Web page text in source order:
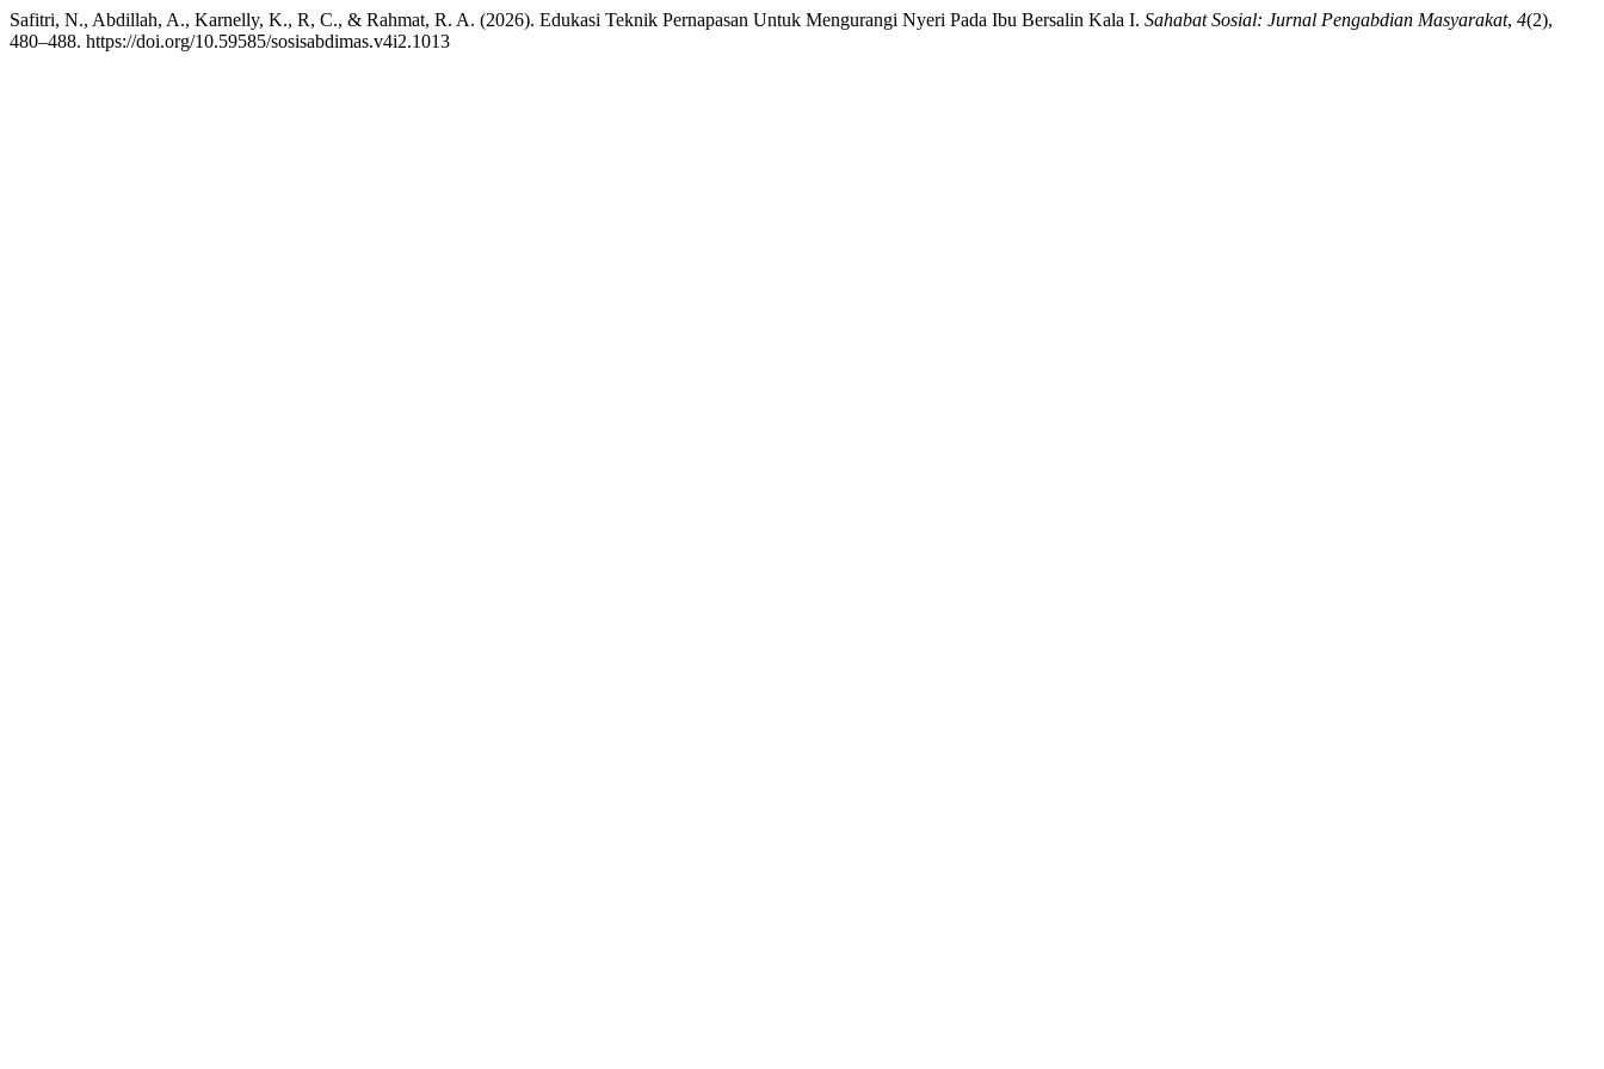
Safitri, N., Abdillah, A., Karnelly, K., R, C., & Rahmat, R. A. (2026). Edukasi Teknik Pernapasan Untuk Mengurangi Nyeri Pada Ibu Bersalin Kala I. Sahabat Sosial: Jurnal Pengabdian Masyarakat, 4(2),
480–488. https://doi.org/10.59585/sosisabdimas.v4i2.1013